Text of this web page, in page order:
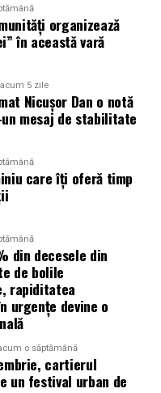
sunt recomandate
sau Corbeanca –
disponibile in
pe harta din
care permite
pe platforma
fi facute pana pe
este de 20 lei. Pentru
realizeaza fizic, in
organizează
în această vară
acum 5 zile
Nicușor Dan o notă
mesaj de stabilitate
care îți oferă timp
din decesele din
de bolile
rapiditatea
urgențe devine o
o săptămână
cartierul
un festival urban de